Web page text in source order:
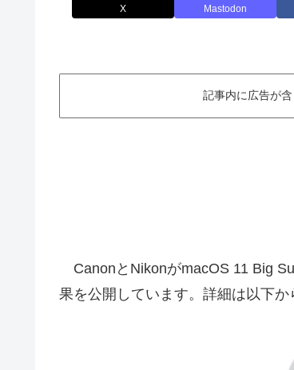
X Mastodon
記事内に広告が
CanonとNikonがmacOS 11 Big
果を公開しています。詳細は以下か